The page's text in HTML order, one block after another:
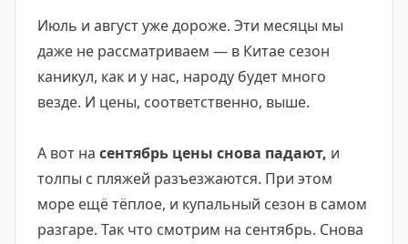
Июль и август уже дороже. Эти месяцы мы
даже не рассматриваем — в Китае сезон
каникул, как и у нас, народу будет много
везде. И цены, соответственно, выше.
А вот на сентябрь цены снова падают, и
толпы с пляжей разъезжаются. При этом
море ещё тёплое, и купальный сезон в самом
разгаре. Так что смотрим на сентябрь. Снова